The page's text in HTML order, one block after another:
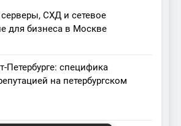
СХД и сетевое
для бизнеса в Москве
Петербурге: специфика
на петербургском